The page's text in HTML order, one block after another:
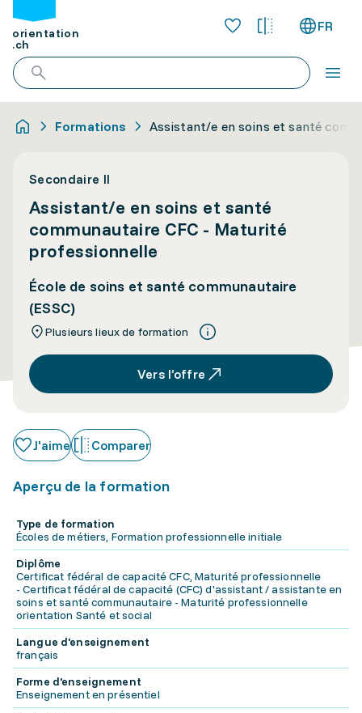
orientation
.ch
FR
Formations Assistant/e en soins et santé
Secondaire II
Assistant/e en soins et santé
communautaire CFC - Maturité
professionnelle
École de soins et santé communautaire
(ESSC)
Plusieurs lieux de formation
Vers l’offre
J'aime Comparer
Aperçu de la formation
Type de formation
Écoles de métiers, Formation professionnelle initiale
Diplôme
Certificat fédéral de capacité CFC, Maturité professionnelle
- Certificat fédéral de capacité (CFC) d'assistant / assistante en
soins et santé communautaire - Maturité professionnelle
orientation Santé et social
Langue d'enseignement
français
Forme d'enseignement
Enseignement en présentiel